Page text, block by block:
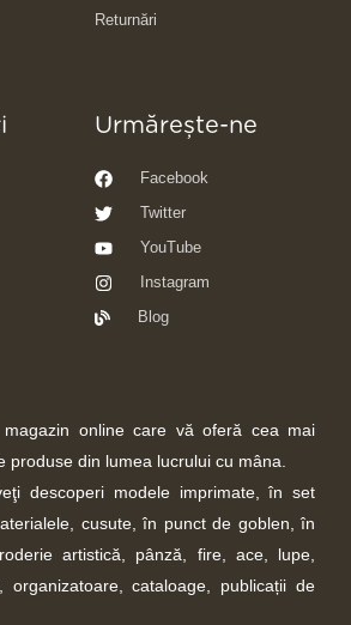
Returnări
Urmărește-ne
Facebook
Twitter
YouTube
Instagram
Blog
online care vă oferă cea mai
produse din lumea lucrului cu mâna.
descoperi modele imprimate, în set
cusute, în punct de goblen, în
artistică, pânză, fire, ace, lupe,
organizatoare, cataloage, publicații de